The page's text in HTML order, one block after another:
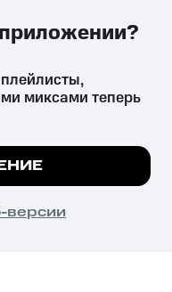
вред здоровью,
установленную
сайте все
миксами теперь
версии